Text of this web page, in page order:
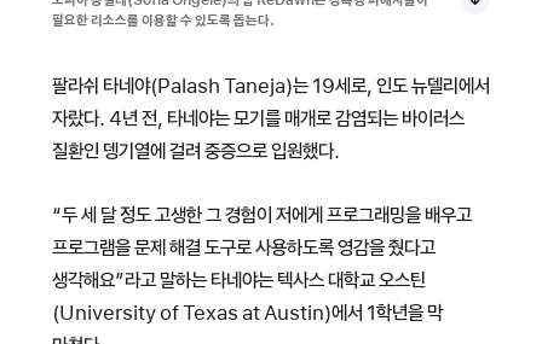
필요한 리소스를 이용할 수 있도록 돕는다.
팔라쉬 타네야(Palash Taneja)는 19세로, 인도 뉴델리에서
자랐다. 4년 전, 타네야는 모기를 매개로 감염되는 바이러스
질환인 뎅기열에 걸려 중증으로 입원했다.
“두 세 달 정도 고생한 그 경험이 저에게 프로그래밍을 배우고
프로그램을 문제 해결 도구로 사용하도록 영감을 줬다고
생각해요”라고 말하는 타네야는 텍사스 대학교 오스틴
(University of Texas at Austin)에서 1학년을 막